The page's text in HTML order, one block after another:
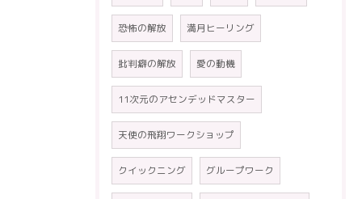
恐怖の解放 満月ヒーリング
批判癖の解放 愛の動機
11次元のアセンデッドマスター
天使の飛翔ワークショップ
クイックニング グループワーク